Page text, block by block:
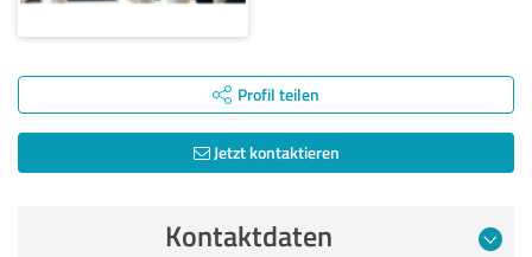
Profil teilen
Jetzt kontaktieren
Kontaktdaten